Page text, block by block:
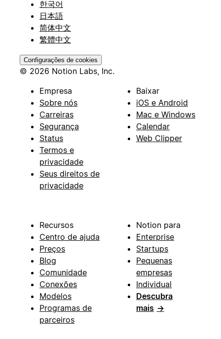
한국어
日本語
简体中文
繁體中文
Configurações de cookies
© 2026 Notion Labs, Inc.
Empresa
Sobre nós
Carreiras
Segurança
Status
Termos e
privacidade
Seus direitos de
privacidade
Baixar
iOS e Android
Mac e Windows
Calendar
Web Clipper
Recursos
Centro de ajuda
Preços
Blog
Comunidade
Conexões
Modelos
Programas de
parceiros
Notion para
Enterprise
Startups
Pequenas
empresas
Individual
Descubra
mais →